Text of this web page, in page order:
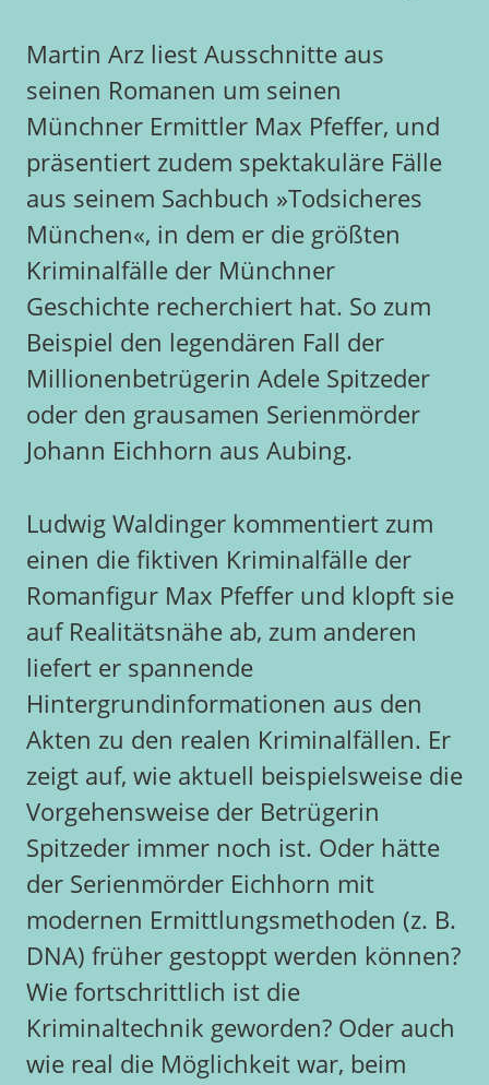
Martin Arz liest Ausschnitte aus
seinen Romanen um seinen
Münchner Ermittler Max Pfeffer, und
präsentiert zudem spektakuläre Fälle
aus seinem Sachbuch »Todsicheres
München«, in dem er die größten
Kriminalfälle der Münchner
Geschichte recherchiert hat. So zum
Beispiel den legendären Fall der
Millionenbetrügerin Adele Spitzeder
oder den grausamen Serienmörder
Johann Eichhorn aus Aubing.
Ludwig Waldinger kommentiert zum
einen die fiktiven Kriminalfälle der
Romanfigur Max Pfeffer und klopft sie
auf Realitätsnähe ab, zum anderen
liefert er spannende
Hintergrundinformationen aus den
Akten zu den realen Kriminalfällen. Er
zeigt auf, wie aktuell beispielsweise die
Vorgehensweise der Betrügerin
Spitzeder immer noch ist. Oder hätte
der Serienmörder Eichhorn mit
modernen Ermittlungsmethoden (z. B.
DNA) früher gestoppt werden können?
Wie fortschrittlich ist die
Kriminaltechnik geworden? Oder auch
wie real die Möglichkeit war, beim